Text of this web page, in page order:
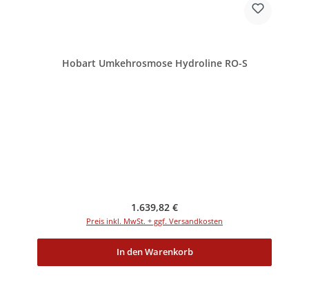
Hobart Umkehrosmose Hydroline RO-S
Regulärer Preis:
1.639,82 €
Preis inkl. MwSt. + ggf. Versandkosten
In den Warenkorb